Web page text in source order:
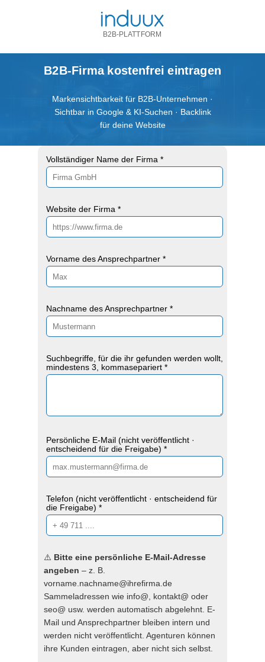
B2B-Firma kostenfrei eintragen
B2B-PLATTFORM
Vollständiger Name der Firma *
Website der Firma *
Vorname des Ansprechpartner *
Nachname des Ansprechpartner *
Suchbegriffe, für die ihr gefunden werden wollt,
mindestens 3, kommasepariert *
Persönliche E-Mail (nicht veröffentlicht ·
entscheidend für die Freigabe) *
Telefon (nicht veröffentlicht · entscheidend für
die Freigabe) *
⚠️ Bitte eine persönliche E-Mail-Adresse
angeben – z. B.
vorname.nachname@ihrefirma.de
Sammeladressen wie info@, kontakt@ oder
seo@ usw. werden automatisch abgelehnt. E-
Mail und Ansprechpartner bleiben intern und
werden nicht veröffentlicht. Agenturen können
ihre Kunden eintragen, aber nicht sich selbst.
Markensichtbarkeit für B2B-Unternehmen ·
Sichtbar in Google & KI-Suchen · Backlink
für deine Website